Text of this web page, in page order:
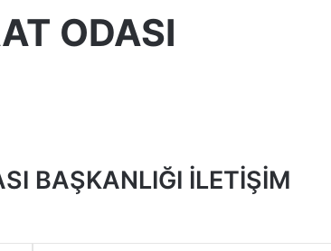
ODASI
BAŞKANLIĞI İLETİŞİM